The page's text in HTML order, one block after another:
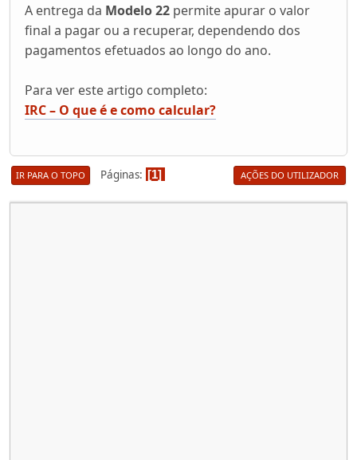
A entrega da Modelo 22 permite apurar o valor
final a pagar ou a recuperar, dependendo dos
pagamentos efetuados ao longo do ano.
Para ver este artigo completo:
IRC – O que é e como calcular?
IR PARA O TOPO Páginas 1 AÇÕES DO UTILIZADOR